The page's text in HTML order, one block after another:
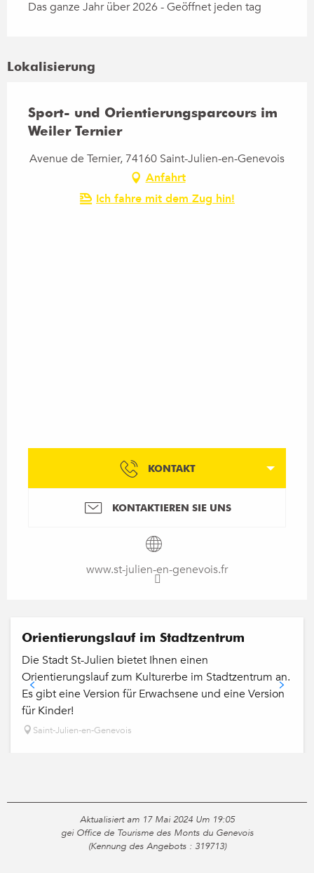
Das ganze Jahr über 2026 - Geöffnet jeden tag
Lokalisierung
Sport- und Orientierungsparcours im
Weiler Ternier
Avenue de Ternier, 74160 Saint-Julien-en-Genevois
Anfahrt
Ich fahre mit dem Zug hin!
KONTAKT
KONTAKTIEREN SIE UNS
www.st-julien-en-genevois.fr
Orientierungslauf im Stadtzentrum
Die Stadt St-Julien bietet Ihnen einen
Orientierungslauf zum Kulturerbe im Stadtzentrum an.
Es gibt eine Version für Erwachsene und eine Version
für Kinder!
Saint-Julien-en-Genevois
Aktualisiert am 17 Mai 2024 Um 19:05
gei Office de Tourisme des Monts du Genevois
(Kennung des Angebots : 319713)